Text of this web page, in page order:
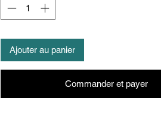
Ajouter au panier
Commander et payer